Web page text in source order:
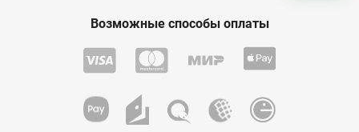
Возможные способы оплаты